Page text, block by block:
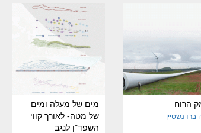
הרוח
ברדנשטיין
מים של מעלה ומים
של מטה- לאורך קווי
השפד"ן לנגב